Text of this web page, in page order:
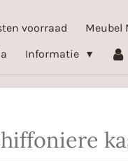
voorraad Meubel
Informatie